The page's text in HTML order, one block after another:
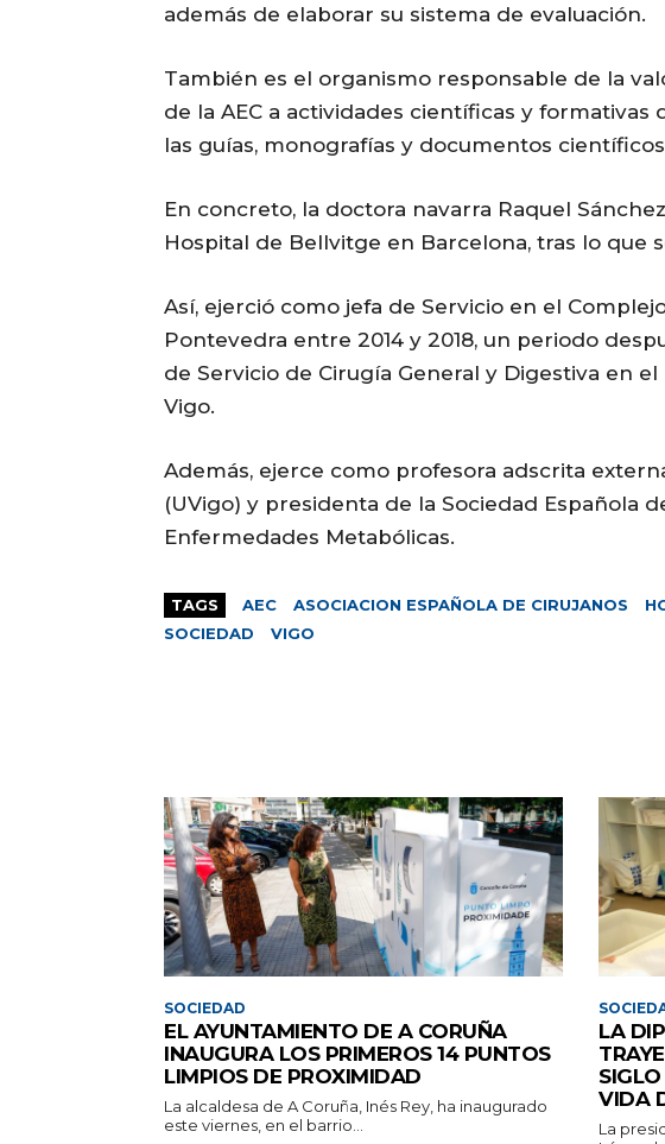
además de elaborar su sistema de evaluación.
También es el organismo responsable de la
de la AEC a actividades científicas y formativas
las guías, monografías y documentos
En concreto, la doctora navarra Raquel
Hospital de Bellvitge en Barcelona, tras lo que
Así, ejerció como jefa de Servicio en el
Pontevedra entre 2014 y 2018, un periodo
de Servicio de Cirugía General y Digestiva en
Vigo.
Además, ejerce como profesora adscrita
(UVigo) y presidenta de la Sociedad Española
Enfermedades Metabólicas.
TAGS AEC ASOCIACION ESPAÑOLA DE CIRUJANOS
SOCIEDAD
VIGO
SOCIEDAD
EL AYUNTAMIENTO DE A CORUÑA
INAUGURA LOS PRIMEROS 14 PUNTOS
LIMPIOS DE PROXIMIDAD
La alcaldesa de A Coruña, Inés Rey, ha inaugurado
este viernes, en el barrio...
LA
VIDA
La